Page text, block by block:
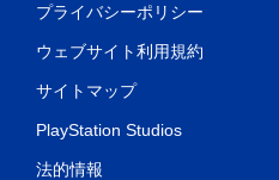
プライバシーポリシー
ウェブサイト利用規約
サイトマップ
PlayStation Studios
法的情報